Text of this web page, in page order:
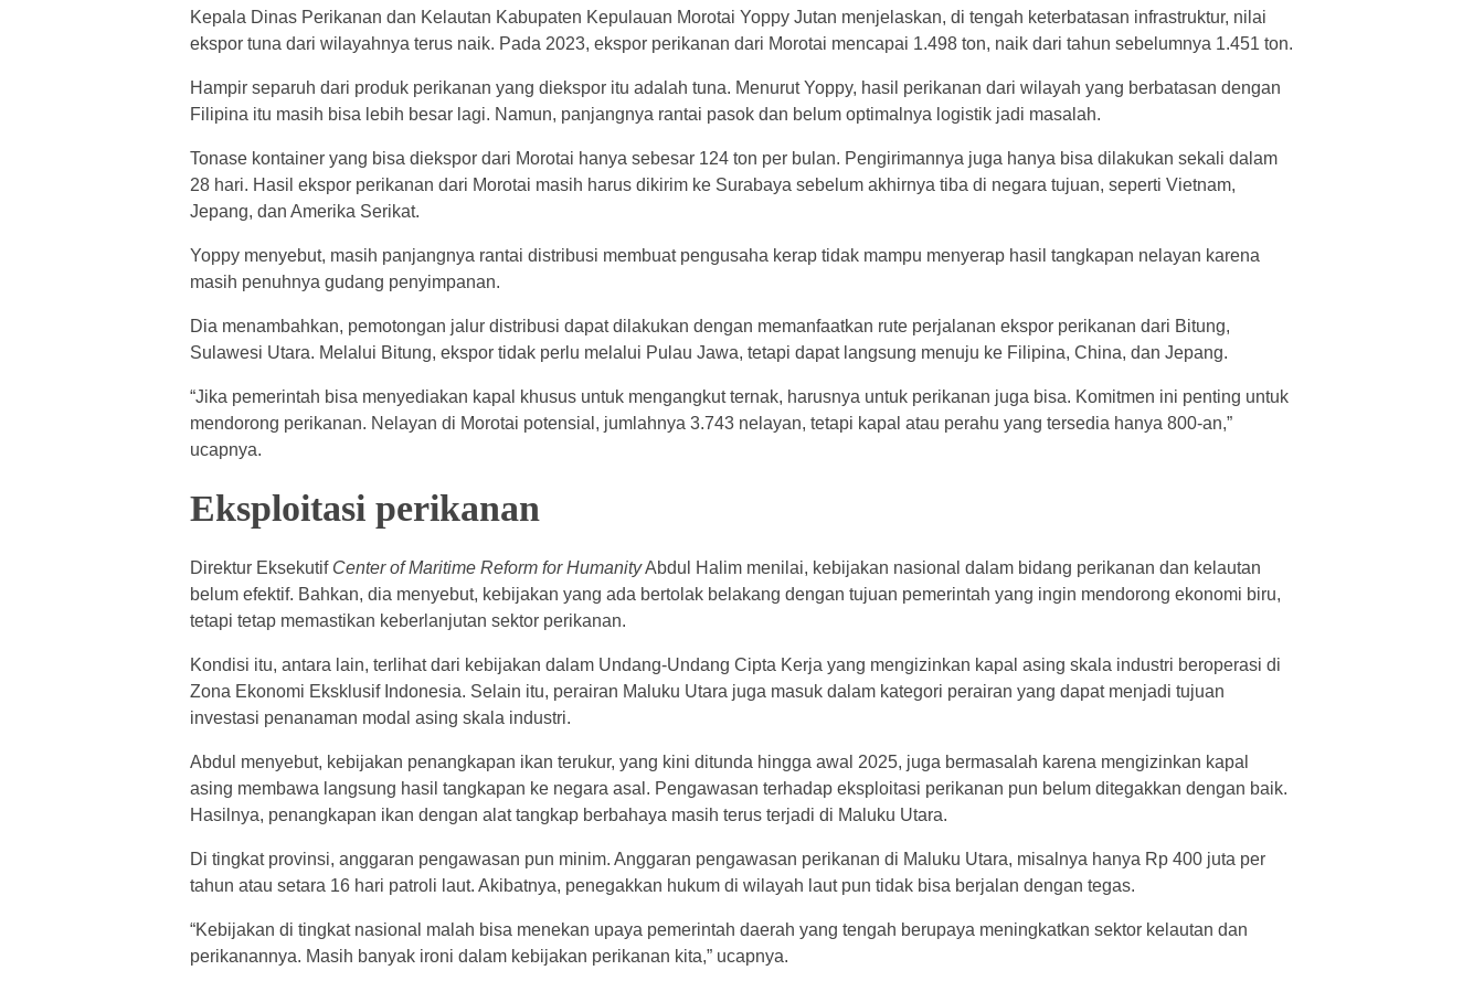
Kepala Dinas Perikanan dan Kelautan Kabupaten Kepulauan Morotai Yoppy Jutan menjelaskan, di tengah keterbatasan infrastruktur, nilai
ekspor tuna dari wilayahnya terus naik. Pada 2023, ekspor perikanan dari Morotai mencapai 1.498 ton, naik dari tahun sebelumnya 1.451 ton.
Hampir separuh dari produk perikanan yang diekspor itu adalah tuna. Menurut Yoppy, hasil perikanan dari wilayah yang berbatasan dengan
Filipina itu masih bisa lebih besar lagi. Namun, panjangnya rantai pasok dan belum optimalnya logistik jadi masalah.
Tonase kontainer yang bisa diekspor dari Morotai hanya sebesar 124 ton per bulan. Pengirimannya juga hanya bisa dilakukan sekali dalam
28 hari. Hasil ekspor perikanan dari Morotai masih harus dikirim ke Surabaya sebelum akhirnya tiba di negara tujuan, seperti Vietnam,
Jepang, dan Amerika Serikat.
Yoppy menyebut, masih panjangnya rantai distribusi membuat pengusaha kerap tidak mampu menyerap hasil tangkapan nelayan karena
masih penuhnya gudang penyimpanan.
Dia menambahkan, pemotongan jalur distribusi dapat dilakukan dengan memanfaatkan rute perjalanan ekspor perikanan dari Bitung,
Sulawesi Utara. Melalui Bitung, ekspor tidak perlu melalui Pulau Jawa, tetapi dapat langsung menuju ke Filipina, China, dan Jepang.
“Jika pemerintah bisa menyediakan kapal khusus untuk mengangkut ternak, harusnya untuk perikanan juga bisa. Komitmen ini penting untuk
mendorong perikanan. Nelayan di Morotai potensial, jumlahnya 3.743 nelayan, tetapi kapal atau perahu yang tersedia hanya 800-an,”
ucapnya.
Eksploitasi perikanan
Direktur Eksekutif Center of Maritime Reform for HumanityAbdul Halim menilai, kebijakan nasional dalam bidang perikanan dan kelautan
belum efektif. Bahkan, dia menyebut, kebijakan yang ada bertolak belakang dengan tujuan pemerintah yang ingin mendorong ekonomi biru,
tetapi tetap memastikan keberlanjutan sektor perikanan.
Kondisi itu, antara lain, terlihat dari kebijakan dalam Undang-Undang Cipta Kerja yang mengizinkan kapal asing skala industri beroperasi di
Zona Ekonomi Eksklusif Indonesia. Selain itu, perairan Maluku Utara juga masuk dalam kategori perairan yang dapat menjadi tujuan
investasi penanaman modal asing skala industri.
Abdul menyebut, kebijakan penangkapan ikan terukur, yang kini ditunda hingga awal 2025, juga bermasalah karena mengizinkan kapal
asing membawa langsung hasil tangkapan ke negara asal. Pengawasan terhadap eksploitasi perikanan pun belum ditegakkan dengan baik.
Hasilnya, penangkapan ikan dengan alat tangkap berbahaya masih terus terjadi di Maluku Utara.
Di tingkat provinsi, anggaran pengawasan pun minim. Anggaran pengawasan perikanan di Maluku Utara, misalnya hanya Rp 400 juta per
tahun atau setara 16 hari patroli laut. Akibatnya, penegakkan hukum di wilayah laut pun tidak bisa berjalan dengan tegas.
“Kebijakan di tingkat nasional malah bisa menekan upaya pemerintah daerah yang tengah berupaya meningkatkan sektor kelautan dan
perikanannya. Masih banyak ironi dalam kebijakan perikanan kita,” ucapnya.